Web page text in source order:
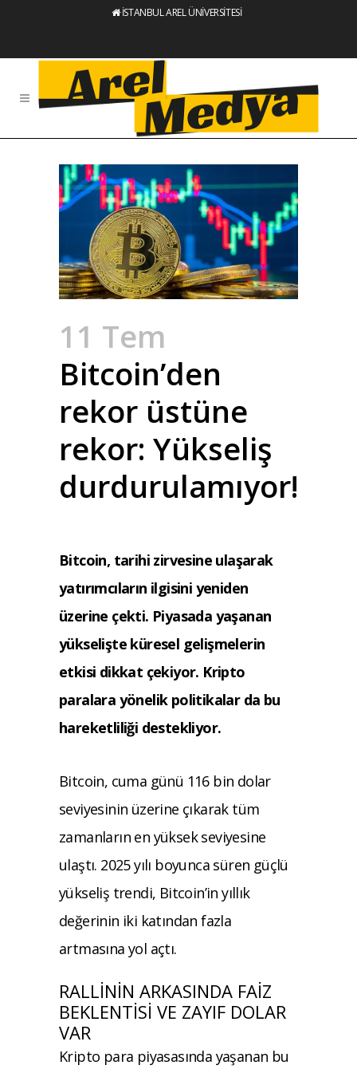
İSTANBUL AREL ÜNİVERSİTESİ
11 Tem
Bitcoin’den
rekor üstüne
rekor: Yükseliş
durdurulamıyor!
Bitcoin, tarihi zirvesine ulaşarak
yatırımcıların ilgisini yeniden
üzerine çekti. Piyasada yaşanan
yükselişte küresel gelişmelerin
etkisi dikkat çekiyor. Kripto
paralara yönelik politikalar da bu
hareketliliği destekliyor.
Bitcoin, cuma günü 116 bin dolar
seviyesinin üzerine çıkarak tüm
zamanların en yüksek seviyesine
ulaştı. 2025 yılı boyunca süren güçlü
yükseliş trendi, Bitcoin’in yıllık
değerinin iki katından fazla
artmasına yol açtı.
RALLİNİN ARKASINDA FAİZ
BEKLENTİSİ VE ZAYIF DOLAR
VAR
Kripto para piyasasında yaşanan bu